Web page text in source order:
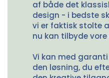
af både det
design - i bedste
vi er faktisk stolte
nu kan tilbyde vore
Vi kan med
den løsning, du